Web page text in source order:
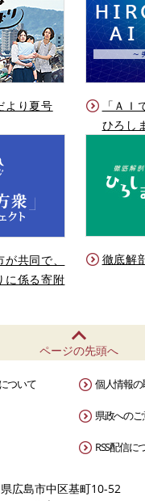
より夏号
「ＡＩ
ひろし
共同で、
に係る寄附
徹底解
ページの先頭へ
ついて 個人情報の
県政へのご
RSS配信に
広島市中区基町10-52